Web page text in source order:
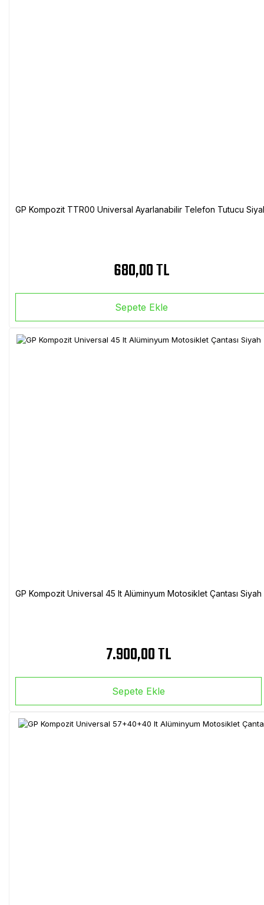
GP Kompozit TTR00 Universal Ayarlanabilir Telefon Tutucu
680,00 TL
Sepete Ekle
GP Kompozit Universal 45 lt Alüminyum Motosiklet Çantası Siyah
7.900,00 TL
Sepete Ekle